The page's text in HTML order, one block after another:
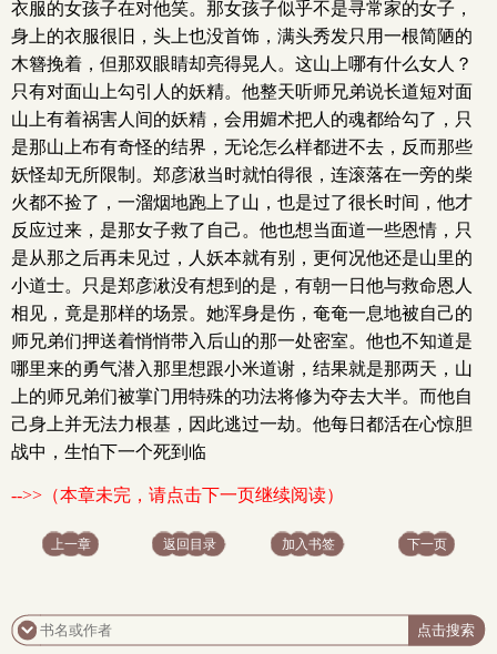
衣服的女孩子在对他笑。那女孩子似乎不是寻常家的女子，
身上的衣服很旧，头上也没首饰，满头秀发只用一根简陋的
木簪挽着，但那双眼睛却亮得晃人。这山上哪有什么女人？
只有对面山上勾引人的妖精。他整天听师兄弟说长道短对面
山上有着祸害人间的妖精，会用媚术把人的魂都给勾了，只
是那山上布有奇怪的结界，无论怎么样都进不去，反而那些
妖怪却无所限制。郑彦湫当时就怕得很，连滚落在一旁的柴
火都不捡了，一溜烟地跑上了山，也是过了很长时间，他才
反应过来，是那女子救了自己。他也想当面道一些恩情，只
是从那之后再未见过，人妖本就有别，更何况他还是山里的
小道士。只是郑彦湫没有想到的是，有朝一日他与救命恩人
相见，竟是那样的场景。她浑身是伤，奄奄一息地被自己的
师兄弟们押送着悄悄带入后山的那一处密室。他也不知道是
哪里来的勇气潜入那里想跟小米道谢，结果就是那两天，山
上的师兄弟们被掌门用特殊的功法将修为夺去大半。而他自
己身上并无法力根基，因此逃过一劫。他每日都活在心惊胆
战中，生怕下一个死到临
-->>（本章未完，请点击下一页继续阅读）
上一章 返回目录 加入书签 下一页